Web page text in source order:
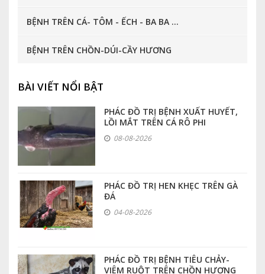
CẢNH, CÁ CẢNH ... )
BỆNH TRÊN CÁ- TÔM - ẾCH - BA BA ...
BỆNH TRÊN CHỒN-DÚI-CẦY HƯƠNG
BÀI VIẾT NỔI BẬT
PHÁC ĐỒ TRỊ BỆNH XUẤT HUYẾT,
LỒI MẮT TRÊN CÁ RÔ PHI
08-08-2026
PHÁC ĐỒ TRỊ HEN KHẸC TRÊN GÀ
ĐÁ
04-08-2026
PHÁC ĐỒ TRỊ BỆNH TIÊU CHẢY-
VIÊM RUỘT TRÊN CHỒN HƯƠNG